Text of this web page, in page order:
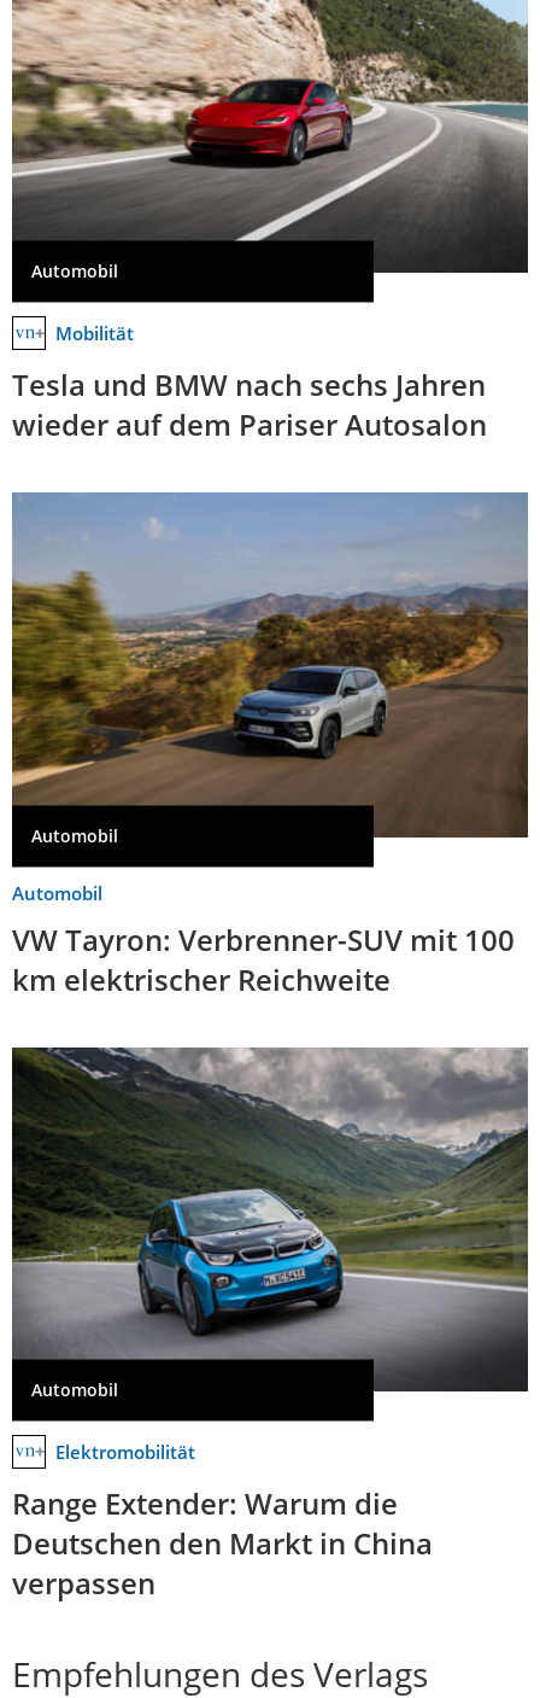
Automobil
Mobilität
Tesla und BMW nach sechs Jahren
wieder auf dem Pariser Autosalon
Automobil
Automobil
VW Tayron: Verbrenner-SUV mit 100
km elektrischer Reichweite
Automobil
Elektromobilität
Range Extender: Warum die
Deutschen den Markt in China
verpassen
Empfehlungen des Verlags